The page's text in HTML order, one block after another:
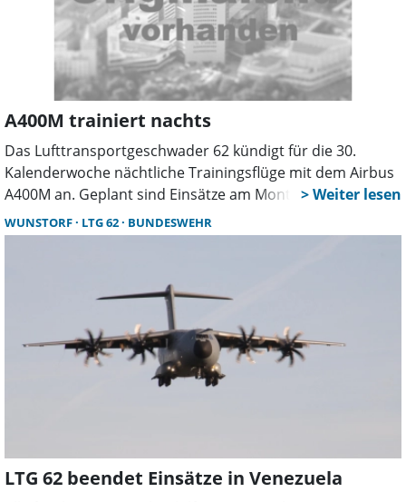
A400M trainiert nachts
Das Lufttransportgeschwader 62 kündigt für die 30.
Kalenderwoche nächtliche Trainingsflüge mit dem Airbus
A400M an. Geplant sind Einsätze am Montag und
Mittwoch in den späten Abendstunden. Ziel ist die
Ausbildung mit Nachtsichtgeräten bei möglichst geringer
WUNSTORF LTG 62 BUNDESWEHR
LTG 62 beendet Einsätze in Venezuela